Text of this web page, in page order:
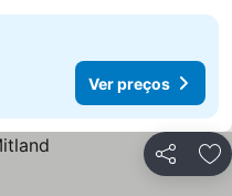
Ver preços
Partilhar